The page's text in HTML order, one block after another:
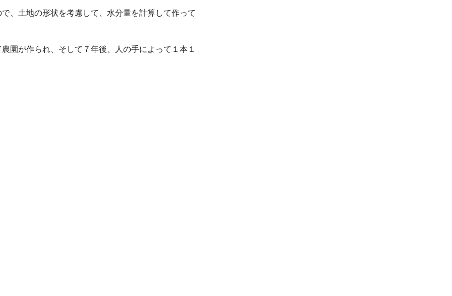
、土地の形状を考慮して、水分量を計算して作って
園が作られ、そして７年後、人の手によって１本１